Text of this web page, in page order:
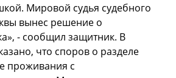
Мировой судья судебного
вынес решение о
- сообщил защитник. В
что споров о разделе
проживания с